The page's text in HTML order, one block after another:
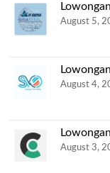
August 5,
August 4,
August 3,